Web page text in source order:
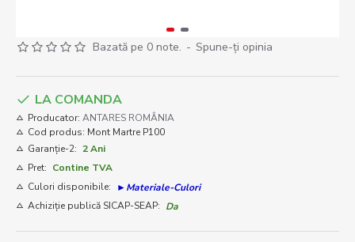
Bazată pe 0 note. - Spune-ţi opinia
LA COMANDA
Producator: ANTARES ROMÂNIA
Cod produs: Mont Martre P100
Garanție-2: 2 Ani
Pret: Contine TVA
Culori disponibile:
►Materiale-Culori
Achiziție publică SICAP-SEAP: Da